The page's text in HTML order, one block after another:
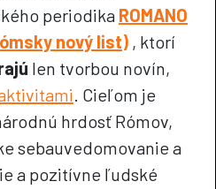
periodika ROMANO
nový list) , ktorí
len tvorbou novín,
. Cieľom je
hrdosť Rómov,
sebauvedomovanie a
a pozitívne ľudské